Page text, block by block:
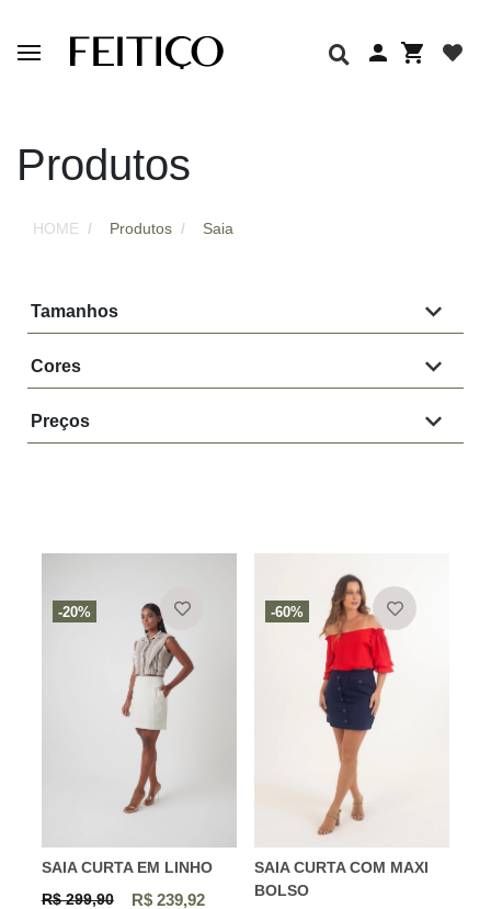
Produtos
HOME Produtos Saia
Tamanhos
Cores
Preços
-20%
SAIA CURTA EM LINHO
R$ 299,90
R$ 239,92
-60%
SAIA CURTA COM MAXI
BOLSO